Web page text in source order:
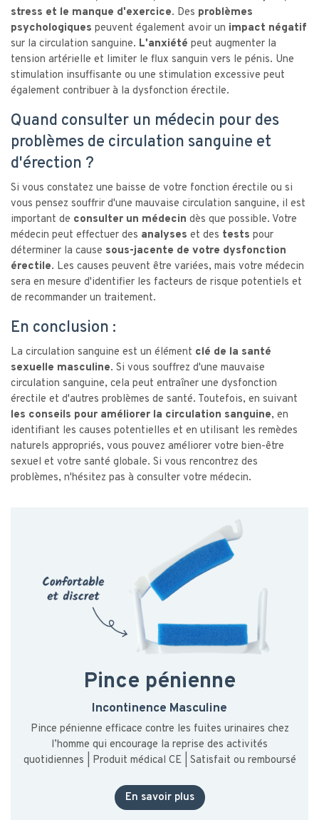
stress et le manque d'exercice. Des problèmes
psychologiques peuvent également avoir un impact négatif
sur la circulation sanguine. L'anxiété peut augmenter la
tension artérielle et limiter le flux sanguin vers le pénis. Une
stimulation insuffisante ou une stimulation excessive peut
également contribuer à la dysfonction érectile.
Quand consulter un médecin pour des
problèmes de circulation sanguine et
d'érection ?
Si vous constatez une baisse de votre fonction érectile ou si
vous pensez souffrir d'une mauvaise circulation sanguine, il est
important de consulter un médecin dès que possible. Votre
médecin peut effectuer des analyses et des tests pour
déterminer la cause sous-jacente de votre dysfonction
érectile. Les causes peuvent être variées, mais votre médecin
sera en mesure d'identifier les facteurs de risque potentiels et
de recommander un traitement.
En conclusion :
La circulation sanguine est un élément clé de la santé
sexuelle masculine. Si vous souffrez d'une mauvaise
circulation sanguine, cela peut entraîner une dysfonction
érectile et d'autres problèmes de santé. Toutefois, en suivant
les conseils pour améliorer la circulation sanguine, en
identifiant les causes potentielles et en utilisant les remèdes
naturels appropriés, vous pouvez améliorer votre bien-être
sexuel et votre santé globale. Si vous rencontrez des
problèmes, n'hésitez pas à consulter votre médecin.
Pince pénienne
Incontinence Masculine
Pince pénienne efficace contre les fuites urinaires chez
l’homme qui encourage la reprise des activités
quotidiennes | Produit médical CE | Satisfait ou remboursé
En savoir plus